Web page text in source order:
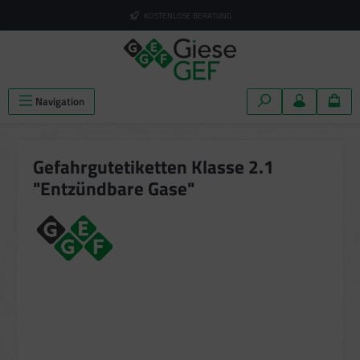
KOSTENLOSE BERATUNG
Navigation
Gefahrgutetiketten Klasse 2.1
"Entzündbare Gase"